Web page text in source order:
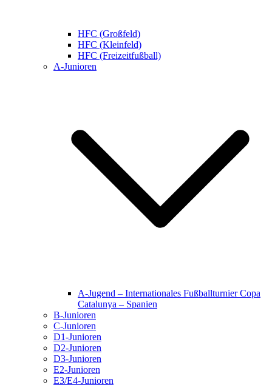
HFC (Großfeld)
HFC (Kleinfeld)
HFC (Freizeitfußball)
A-Junioren
A-Jugend – Internationales Fußballturnier Copa
Catalunya – Spanien
B-Junioren
C-Junioren
D1-Junioren
D2-Junioren
D3-Junioren
E2-Junioren
E3/E4-Junioren